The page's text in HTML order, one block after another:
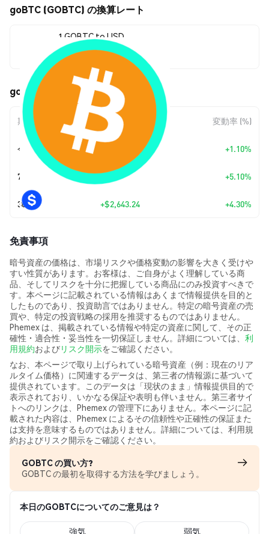
goBTC (GOBTC) の換算レート
1 GOBTC to USD
$64,114.00
goBTC (GOBTC) の価格変動
期間 金額変動 変動率 (%)
今日 +1.10%
7日 +$3,111.15 +5.10%
30日 +$2,643.24 +4.30%
免責事項
暗号資産の価格は、市場リスクや価格変動の影響を大きく受けや
すい性質があります。お客様は、ご自身がよく理解している商
品、そしてリスクを十分に把握している商品にのみ投資すべきで
す。本ページに記載されている情報はあくまで情報提供を目的と
したものであり、投資助言ではありません。特定の暗号資産の売
買や、特定の投資戦略の採用を推奨するものではありません。
Phemex は、掲載されている情報や特定の資産に関して、その正
確性・適合性・妥当性を一切保証しません。詳細については、 利
用規約およびリスク開示をご確認ください。
なお、本ページで取り上げられている暗号資産（例：現在のリア
ルタイム価格）に関連するデータは、第三者の情報源に基づいて
提供されています。このデータは「現状のまま」情報提供目的で
表示されており、いかなる保証や表明も伴いません。第三者サイ
トへのリンクは、Phemex の管理下にありません。本ページに記
載された内容は、Phemex によるその信頼性や正確性の保証また
は支持を意味するものではありません。詳細については、利用規
約およびリスク開示をご確認ください。
GOBTC の買い方?
GOBTC の最初を取得する方法を学びましょう。
本日のGOBTCについてのご意見は？
強気 弱気